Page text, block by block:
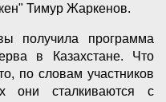
Тимур Жаркенов.
получила программа
в Казахстане. Что
по словам участников
они сталкиваются с